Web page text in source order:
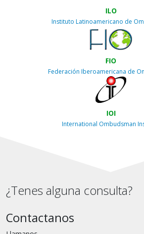
ILO
Instituto Latinoamericano de
FIO
Federación Iberoamericana de
IOI
International Ombudsman
¿Tenes alguna consulta?
Contactanos